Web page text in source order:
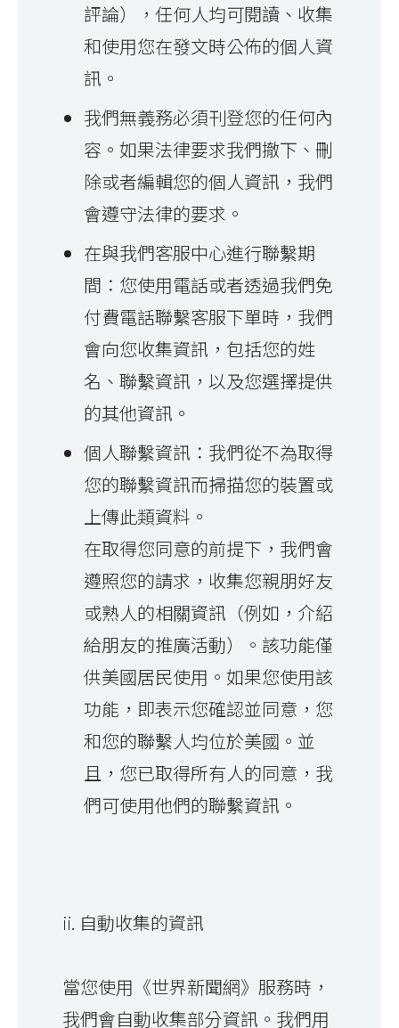
評論），任何人均可閱讀、收集
和使用您在發文時公佈的個人資
訊。
我們無義務必須刊登您的任何內
容。如果法律要求我們撤下、刪
除或者編輯您的個人資訊，我們
會遵守法律的要求。
在與我們客服中心進行聯繫期
間：您使用電話或者透過我們免
付費電話聯繫客服下單時，我們
會向您收集資訊，包括您的姓
名、聯繫資訊，以及您選擇提供
的其他資訊。
個人聯繫資訊：我們從不為取得
您的聯繫資訊而掃描您的裝置或
上傳此類資料。
在取得您同意的前提下，我們會
遵照您的請求，收集您親朋好友
或熟人的相關資訊（例如，介紹
給朋友的推廣活動）。該功能僅
供美國居民使用。如果您使用該
功能，即表示您確認並同意，您
和您的聯繫人均位於美國。並
且，您已取得所有人的同意，我
們可使用他們的聯繫資訊。
ii. 自動收集的資訊
當您使用《世界新聞網》服務時，
我們會自動收集部分資訊。我們用